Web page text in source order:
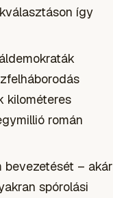
így
kilométeres
román
bevezetését – akár
spórolási